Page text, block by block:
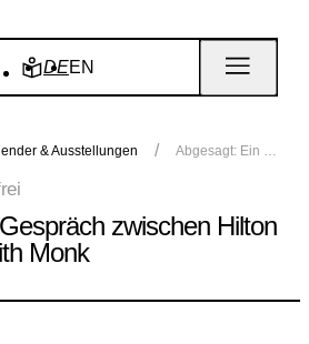
DEEN
& Ausstellungen Abgesagt: Ein Gespräch zwischen Hilton Als und Meredith Monk
zwischen Hilton
Monk